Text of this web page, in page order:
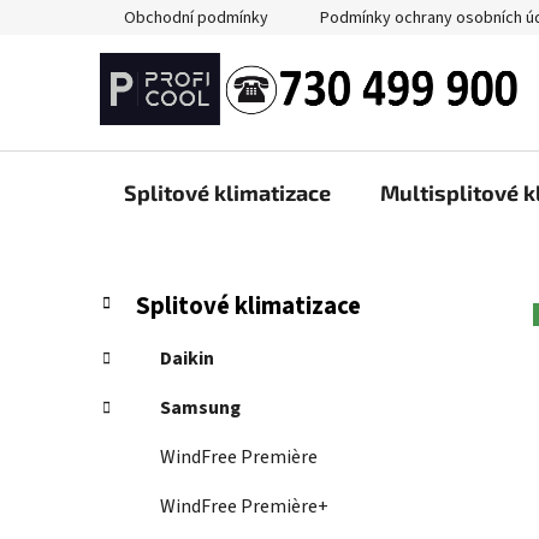
Obchodní podmínky Podmínky ochrany osobních
Splitové klimatizace Multisplitové
P
s
r
Přeskočit
kategorie
K
a
e
g
o
Splitové klimatizace
Daikin
Samsung
WindFree Première
WindFree Première+